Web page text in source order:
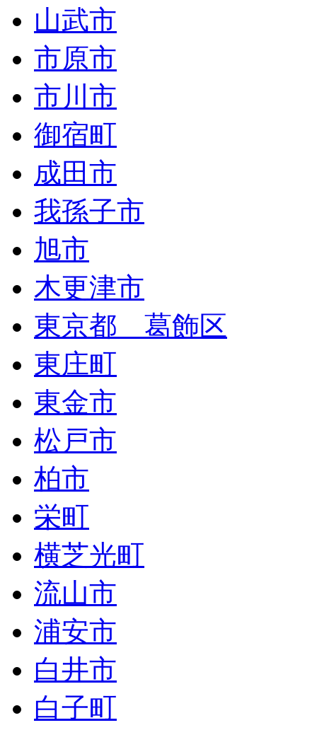
山武市
市原市
市川市
御宿町
成田市
我孫子市
旭市
木更津市
東京都 葛飾区
東庄町
東金市
松戸市
柏市
栄町
横芝光町
流山市
浦安市
白井市
白子町